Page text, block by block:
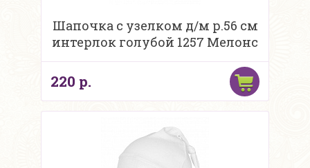
Шапочка с узелком д/м р.56 см
интерлок голубой 1257 Мелонс
220 р.